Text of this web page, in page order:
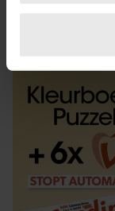
verwerkt en stel
intrekken in de
We gebruiken
personaliseren,
en om ons
informatie over
partners voor
partners